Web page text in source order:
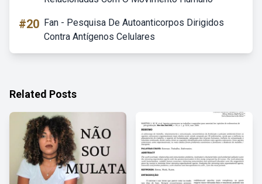
#20 Fan - Pesquisa De Autoanticorpos Dirigidos
Contra Antígenos Celulares
Related Posts